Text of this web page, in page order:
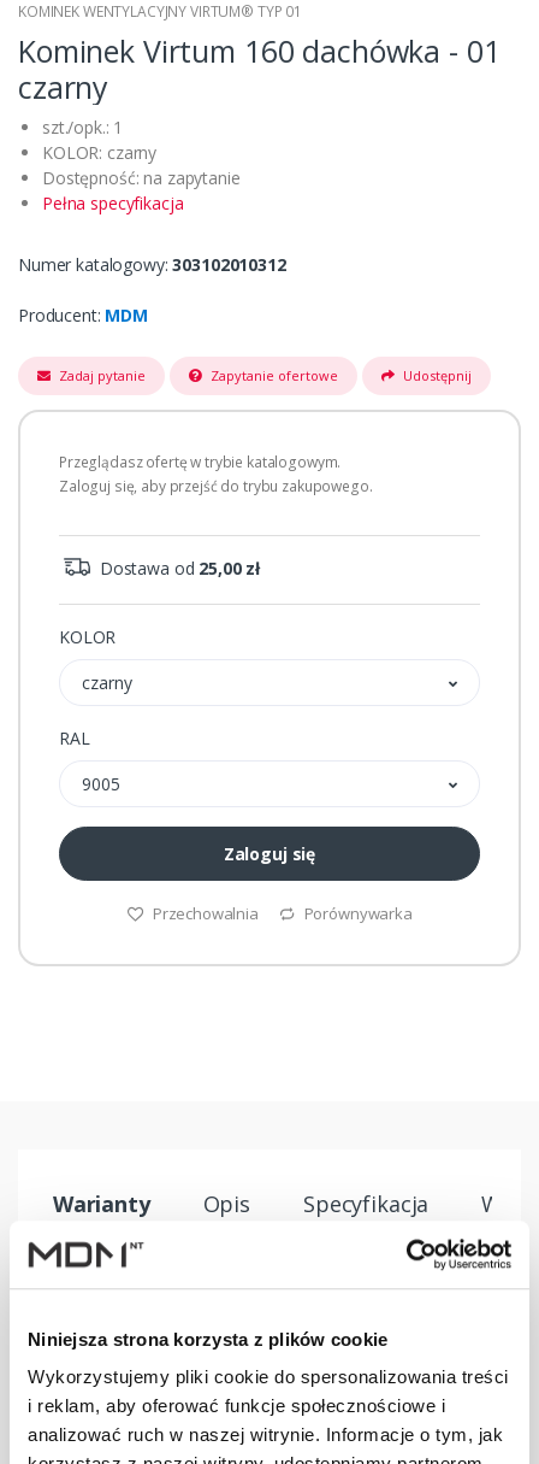
Niniejsza strona korzysta z plików cookie
Wykorzystujemy pliki cookie do spersonalizowania treści
i reklam, aby oferować funkcje społecznościowe i
analizować ruch w naszej witrynie. Informacje o tym, jak
KOMINEK WENTYLACYJNY VIRTUM® TYP 01
Kominek Virtum 160 dachówka - 01
czarny
szt./opk.: 1
KOLOR: czarny
Dostępność: na zapytanie
Pełna specyfikacja
Numer katalogowy:303102010312
Producent: MDM
Zadaj pytanie Zapytanie ofertowe Udostępnij
Przeglądasz ofertę w trybie katalogowym.
Zaloguj się, aby przejść do trybu zakupowego.
Dostawa od 25,00 zł
KOLOR
czarny
RAL
9005
Zaloguj się
Przechowalnia Porównywarka
Warianty Opis Specyfikacja
Virtum 125
dachówka - 01
ceglasty
–